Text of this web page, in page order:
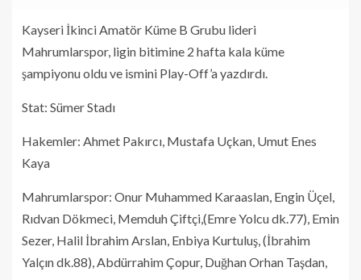
Kayseri İkinci Amatör Küme B Grubu lideri
Mahrumlarspor, ligin bitimine 2 hafta kala küme
şampiyonu oldu ve ismini Play-Off’a yazdırdı.
Stat: Sümer Stadı
Hakemler: Ahmet Pakırcı, Mustafa Uçkan, Umut Enes
Kaya
Mahrumlarspor: Onur Muhammed Karaaslan, Engin Üçel,
Rıdvan Dökmeci, Memduh Çiftçi,(Emre Yolcu dk.77), Emin
Sezer, Halil İbrahim Arslan, Enbiya Kurtuluş, (İbrahim
Yalçın dk.88), Abdürrahim Çopur, Duğhan Orhan Taşdan,